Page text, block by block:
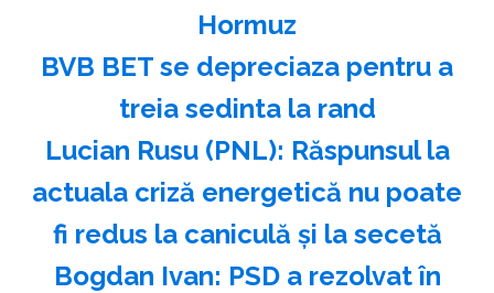
Hormuz
BVB BET se depreciaza pentru a
treia sedinta la rand
Lucian Rusu (PNL): Răspunsul la
actuala criză energetică nu poate
fi redus la caniculă şi la secetă
Bogdan Ivan: PSD a rezolvat în